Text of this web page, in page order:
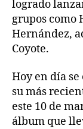
logrado
grupos como
Hernández,
Coyote.
Hoy en día
su más
este 10 de
álbum que